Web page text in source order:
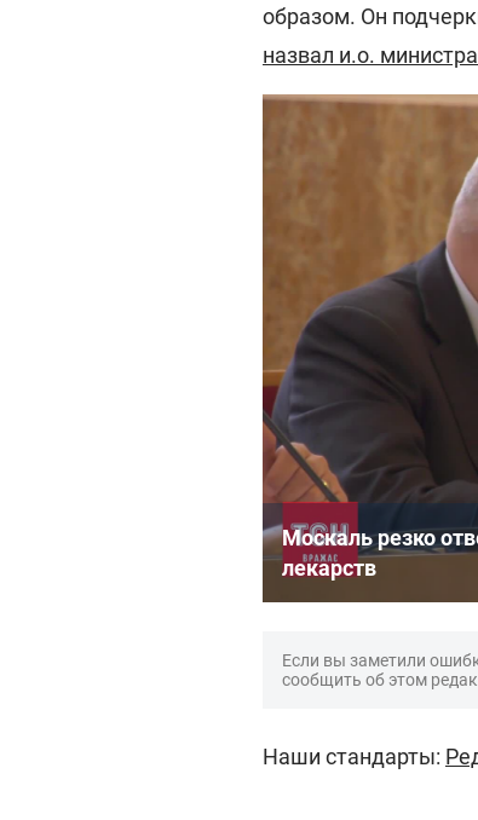
образом. Он
назвал и.о.
Москаль резко
лекарств
Если вы заметили
сообщить об этом
Наши стандарты: